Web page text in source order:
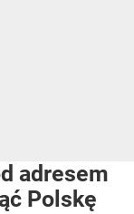
adresem
Polskę